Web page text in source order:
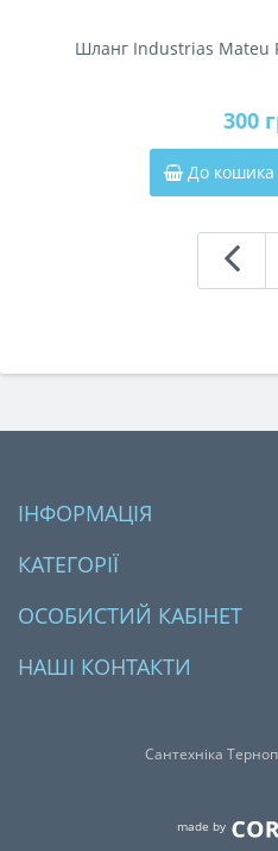
Шланг Industrias Mateu
300
До кошика
ІНФОРМАЦІЯ
КАТЕГОРІЇ
ОСОБИСТИЙ КАБІНЕТ
НАШІ КОНТАКТИ
Сантехніка
made by